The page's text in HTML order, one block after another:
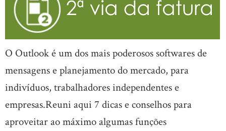
O Outlook é um dos mais poderosos softwares de
mensagens e planejamento do mercado, para
indivíduos, trabalhadores independentes e
empresas.Reuni aqui 7 dicas e conselhos para
aproveitar ao máximo algumas funções